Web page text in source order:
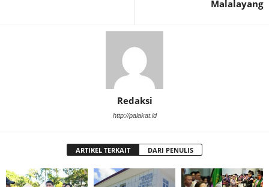
Malalayang
Redaksi
http://palakat.id
ARTIKEL TERKAIT DARI PENULIS